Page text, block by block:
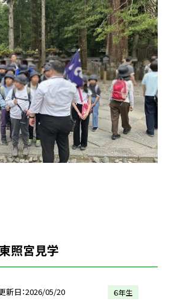
照宮見学
新日 2026/05/20 ６年生